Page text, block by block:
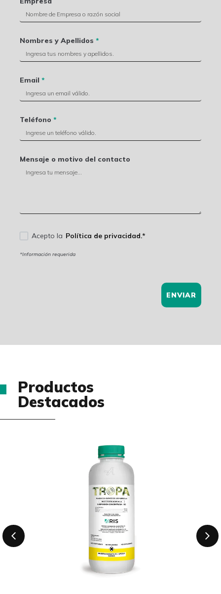
Nombres y Apellidos*
Email*
Teléfono*
Mensaje o motivo del contacto
Acepto la Política de privacidad.*
*Información requerida
ENVIAR
Productos
Destacados